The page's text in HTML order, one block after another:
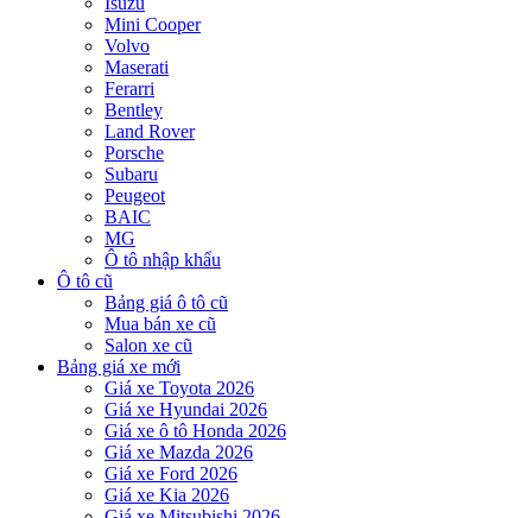
Mini Cooper
Volvo
Maserati
Ferarri
Bentley
Land Rover
Porsche
Subaru
Peugeot
BAIC
MG
Ô tô nhập khẩu
Ô tô cũ
Bảng giá ô tô cũ
Mua bán xe cũ
Salon xe cũ
Bảng giá xe mới
Giá xe Toyota 2026
Giá xe Hyundai 2026
Giá xe ô tô Honda 2026
Giá xe Mazda 2026
Giá xe Ford 2026
Giá xe Kia 2026